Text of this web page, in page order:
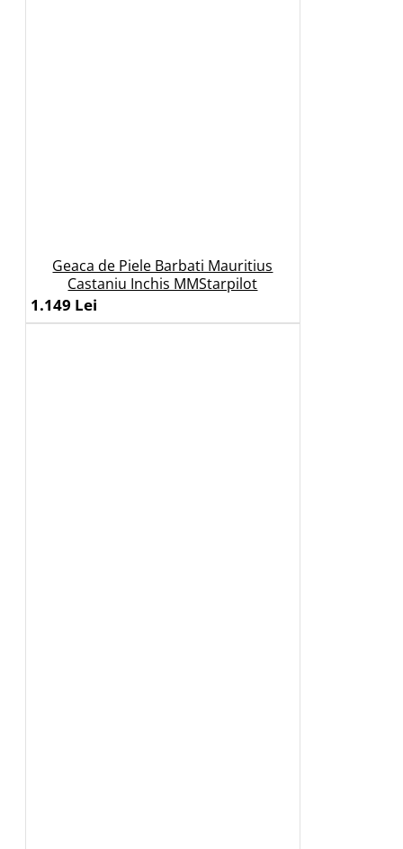
Geaca de Piele Barbati Mauritius
Castaniu Inchis MMStarpilot
1.149 Lei